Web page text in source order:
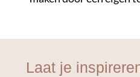
Laat je